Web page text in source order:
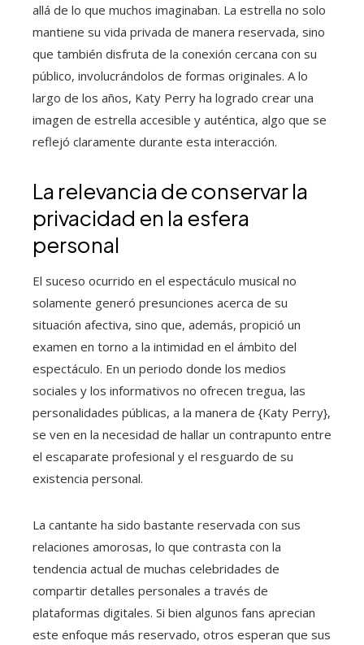
allá de lo que muchos imaginaban. La estrella no solo
mantiene su vida privada de manera reservada, sino
que también disfruta de la conexión cercana con su
público, involucrándolos de formas originales. A lo
largo de los años, Katy Perry ha logrado crear una
imagen de estrella accesible y auténtica, algo que se
reflejó claramente durante esta interacción.
La relevancia de conservar la
privacidad en la esfera
personal
El suceso ocurrido en el espectáculo musical no
solamente generó presunciones acerca de su
situación afectiva, sino que, además, propició un
examen en torno a la intimidad en el ámbito del
espectáculo. En un periodo donde los medios
sociales y los informativos no ofrecen tregua, las
personalidades públicas, a la manera de {Katy Perry},
se ven en la necesidad de hallar un contrapunto entre
el escaparate profesional y el resguardo de su
existencia personal.
La cantante ha sido bastante reservada con sus
relaciones amorosas, lo que contrasta con la
tendencia actual de muchas celebridades de
compartir detalles personales a través de
plataformas digitales. Si bien algunos fans aprecian
este enfoque más reservado, otros esperan que sus